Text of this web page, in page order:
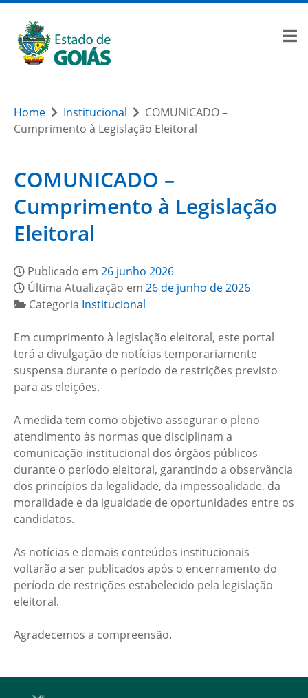
Home Institucional
COMUNICADO –
Cumprimento à Legislação Eleitoral
COMUNICADO –
Cumprimento à Legislação
Eleitoral
Publicado em 26 junho 2026
Última Atualização em 26 de junho de 2026
Categoria Institucional
Em cumprimento à legislação eleitoral, este portal
terá a divulgação de notícias temporariamente
suspensa durante o período de restrições previsto
para as eleições.
A medida tem como objetivo assegurar o pleno
atendimento às normas que disciplinam a
comunicação institucional dos órgãos públicos
durante o período eleitoral, garantindo a observância
dos princípios da legalidade, da impessoalidade, da
moralidade e da igualdade de oportunidades entre os
candidatos.
As notícias e demais conteúdos institucionais
voltarão a ser publicados após o encerramento do
período de restrições estabelecido pela legislação
eleitoral.
Agradecemos a compreensão.